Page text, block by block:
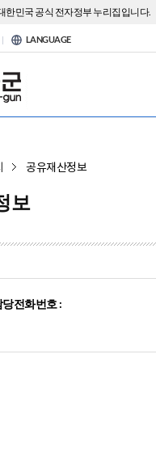
한민국 공식 전자정부 누리집입니다.
LANGUAGE
공유재산정보
보
당전화번호 :